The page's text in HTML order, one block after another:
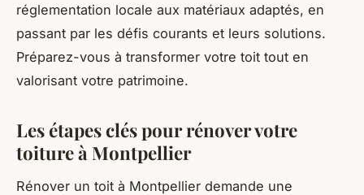
réglementation locale aux matériaux adaptés, en
passant par les défis courants et leurs solutions.
Préparez-vous à transformer votre toit tout en
valorisant votre patrimoine.
Les étapes clés pour rénover votre
toiture à Montpellier
Rénover un toit à Montpellier demande une